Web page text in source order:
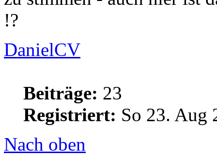
!?
DanielCV
Beiträge: 23
Registriert: So 23. Aug
Nach oben